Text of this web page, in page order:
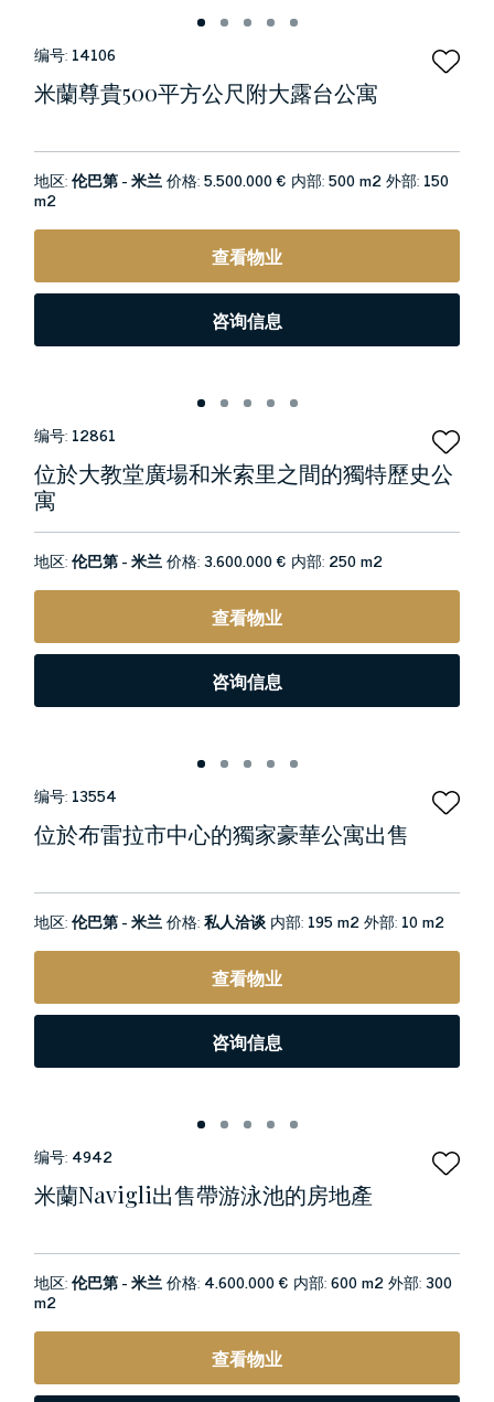
编号: 14106
米蘭尊貴500平方公尺附大露台公寓
地区:伦巴第 - 米兰价格:5.500.000 € 内部:500 m2外部: 150
m2
查看物业
咨询信息
编号: 12861
位於大教堂廣場和米索里之間的獨特歷史公
寓
地区:伦巴第 - 米兰价格:3.600.000 € 内部: 250 m2
查看物业
咨询信息
编号: 13554
位於布雷拉市中心的獨家豪華公寓出售
地区:伦巴第 - 米兰价格:私人洽谈 内部: 195 m2外部: 10 m2
查看物业
咨询信息
编号: 4942
米蘭navigli出售帶游泳池的房地產
地区:伦巴第 - 米兰价格: 4.600.000 € 内部:600 m2外部:300
m2
查看物业